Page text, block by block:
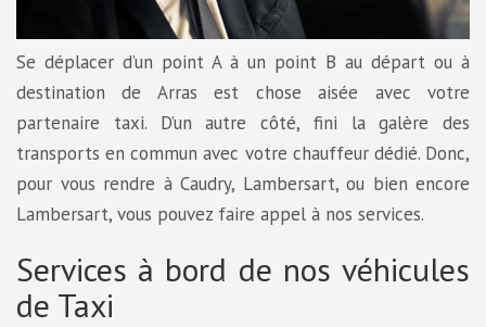
Se déplacer d’un point A à un point B au départ ou à
destination de Arras est chose aisée avec votre
partenaire taxi. D’un autre côté, fini la galère des
transports en commun avec votre chauffeur dédié. Donc,
pour vous rendre à Caudry, Lambersart, ou bien encore
Lambersart, vous pouvez faire appel à nos services.
Services à bord de nos véhicules
de Taxi